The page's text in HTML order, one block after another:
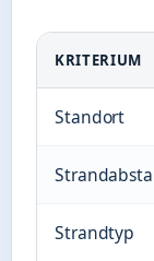
KRITERIUM
Standort
Strandtyp